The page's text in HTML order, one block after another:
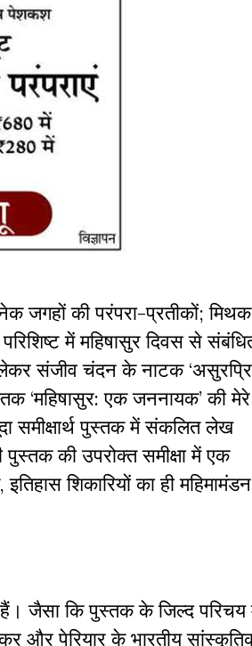
जगहों की परंपरा-प्रतीकों;
में महिषासुर दिवस से
संजीव चंदन के नाटक
एक जननायक’ की मेरे
समीक्षार्थ पुस्तक में संकलित लेख
की उपरोक्त समीक्षा में एक
शिकारियों का ही महिमामंडन
हैं। जैसा कि पुस्तक के जिल्द परिचय
और पेरियार के भारतीय